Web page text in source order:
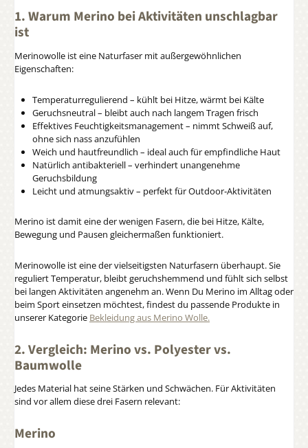
1. Warum Merino bei Aktivitäten unschlagbar
ist
Merinowolle ist eine Naturfaser mit außergewöhnlichen
Eigenschaften:
Temperaturregulierend – kühlt bei Hitze, wärmt bei Kälte
Geruchsneutral – bleibt auch nach langem Tragen frisch
Effektives Feuchtigkeitsmanagement – nimmt Schweiß auf,
ohne sich nass anzufühlen
Weich und hautfreundlich – ideal auch für empfindliche Haut
Natürlich antibakteriell – verhindert unangenehme
Geruchsbildung
Leicht und atmungsaktiv – perfekt für Outdoor‑Aktivitäten
Merino ist damit eine der wenigen Fasern, die bei Hitze, Kälte,
Bewegung und Pausen gleichermaßen funktioniert.
Merinowolle ist eine der vielseitigsten Naturfasern überhaupt. Sie
reguliert Temperatur, bleibt geruchshemmend und fühlt sich selbst
bei langen Aktivitäten angenehm an. Wenn Du Merino im Alltag oder
beim Sport einsetzen möchtest, findest du passende Produkte in
unserer Kategorie Bekleidung aus Merino Wolle.
2. Vergleich: Merino vs. Polyester vs.
Baumwolle
Jedes Material hat seine Stärken und Schwächen. Für Aktivitäten
sind vor allem diese drei Fasern relevant:
Merino